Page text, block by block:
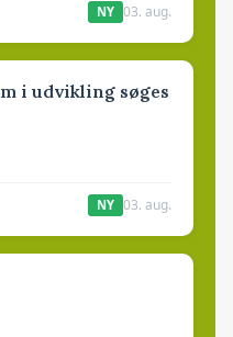
NY 03. aug.
i udvikling søges
NY 03. aug.